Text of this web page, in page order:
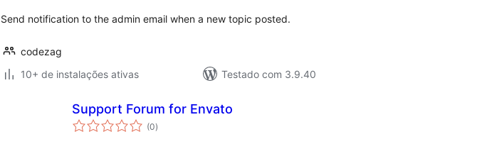
Send notification to the admin email when a new topic posted.
codezag
10+ de instalações ativas
Testado com 3.9.40
Support Forum for Envato
(0total
de
)